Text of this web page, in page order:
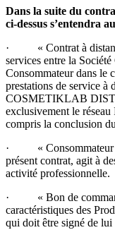
Dans la suite du
ci-dessus s’entendra
· « Contrat à
services entre la
Consommateur dans le
prestations de service à
COSMETIKLAB
exclusivement le
compris la conclusion
· « Consommateur »
présent contrat, agit à
activité professionnelle.
· « Bon de
caractéristiques des
qui doit être signé de